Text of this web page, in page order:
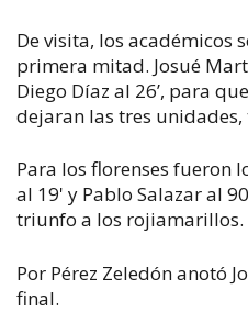
De visita, los académicos
primera mitad. Josué
Diego Díaz al 26’, para
dejaran las tres
Para los florenses fueron
al 19' y Pablo Salazar al
triunfo a los rojiamarillos.
Por Pérez Zeledón anotó
final.